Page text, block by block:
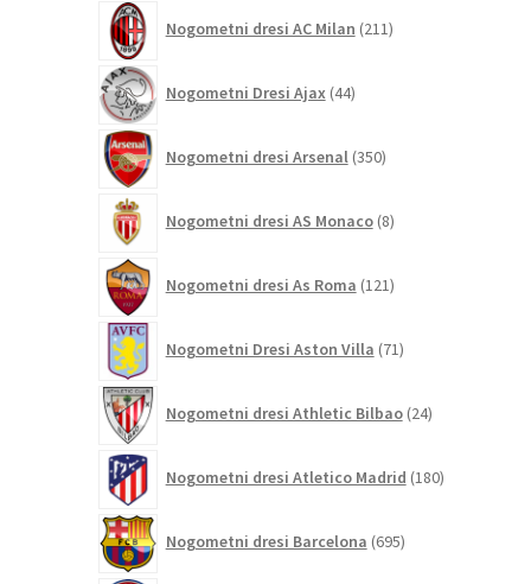
Nogometni dresi AC Milan 211izdelkov
Nogometni Dresi Ajax 44izdelkov
Nogometni dresi Arsenal 350izdelkov
Nogometni dresi AS Monaco 8izdelkov
Nogometni dresi As Roma 121izdelkov
Nogometni Dresi Aston Villa 71izdelkov
Nogometni dresi Athletic Bilbao 24izdelkov
Nogometni dresi Atletico Madrid 180izdelkov
Nogometni dresi Barcelona 695izdelkov